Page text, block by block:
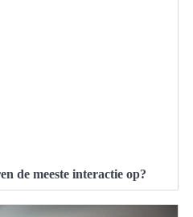
de meeste interactie op?